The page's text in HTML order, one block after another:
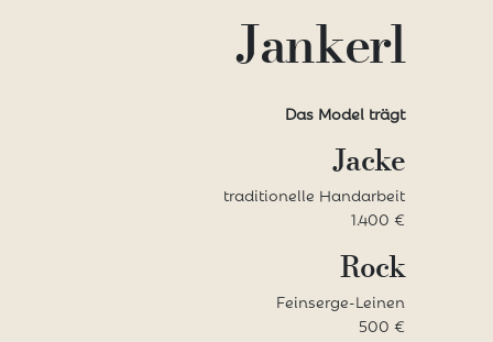
Jankerl
Das Model trägt
Jacke
traditionelle Handarbeit
1.400 €
Rock
Feinserge-Leinen
500 €